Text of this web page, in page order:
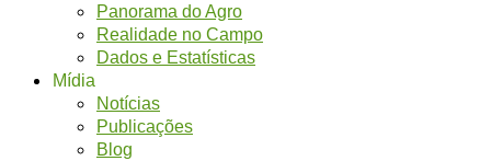
Panorama do Agro
Realidade no Campo
Dados e Estatísticas
Mídia
Notícias
Publicações
Blog